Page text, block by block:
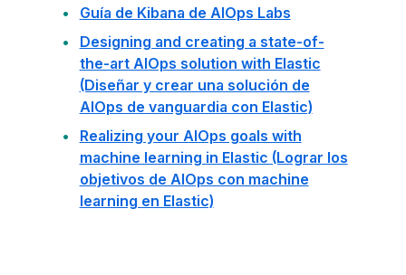
Guía de Kibana de AIOps Labs
Designing and creating a state-of-
the-art AIOps solution with Elastic
(Diseñar y crear una solución de
AIOps de vanguardia con Elastic)
Realizing your AIOps goals with
machine learning in Elastic (Lograr los
objetivos de AIOps con machine
learning en Elastic)